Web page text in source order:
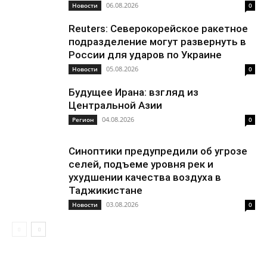
Новости 06.08.2026 0
Reuters: Северокорейское ракетное
подразделение могут развернуть в
России для ударов по Украине
Новости 05.08.2026 0
Будущее Ирана: взгляд из
Центральной Азии
Регион 04.08.2026 0
Синоптики предупредили об угрозе
селей, подъеме уровня рек и
ухудшении качества воздуха в
Таджикистане
Новости 03.08.2026 0